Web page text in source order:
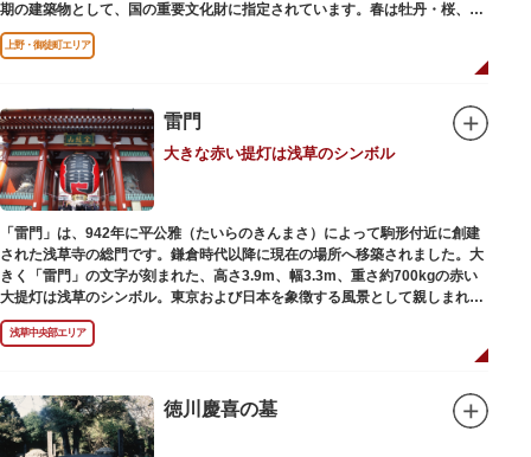
期の建築物として、国の重要文化財に指定されています。春は牡丹・桜、秋
は紅葉やダリア展、お正月は初詣や冬ぼたん鑑賞の地として、年間を通して
国内外からの参拝者で賑わうスポットです。
軍・徳川家光公が、日光東照宮までお参りに行けない江戸の人々のために建
てられたそう。社殿内部は文化財保護のため通常は非公開ですが、特別公開
が実施されることもあるので、拝観を申し込んでみてはいかがでしょうか。
授与所では、期間・数量限定のお守りや御朱印も授与されているので要チェ
ック。手塚治虫のユニコのお守りなど愛らしいものがありますよ。
上野・御徒町エリア
雷門
大きな赤い提灯は浅草のシンボル
「雷門」は、942年に平公雅（たいらのきんまさ）によって駒形付近に創建
された浅草寺の総門です。鎌倉時代以降に現在の場所へ移築されました。大
きく「雷門」の文字が刻まれた、高さ3.9m、幅3.3m、重さ約700kgの赤い
大提灯は浅草のシンボル。東京および日本を象徴する風景として親しまれ、
フォトスポットとしても国内外の観光客を魅了し続けています。
提灯の底部に施された見事な龍の彫刻や、門の北側（風神雷神の背後）に安
置されている浅草寺の護法善神「天龍像」と「金龍像」も見どころ。正式名
ます。日没から23時頃までは雷門や浅草寺がライトアップされ、昼間とは違
った荘厳な雰囲気に包まれます。
浅草中央部エリア
徳川慶喜の墓